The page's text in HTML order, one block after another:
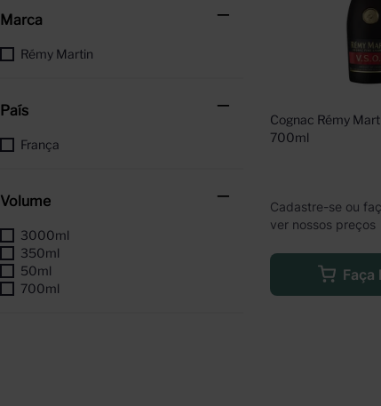
Marca
Rémy Martin
País
França
Volume
3000ml
350ml
50ml
700ml
Cognac Rémy
700ml
Cadastre-se ou
ver nossos preços
Faça